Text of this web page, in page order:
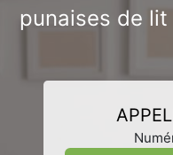
punaises de